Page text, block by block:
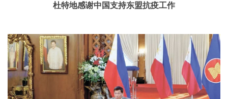
杜特地感谢中国支持东盟抗疫工作